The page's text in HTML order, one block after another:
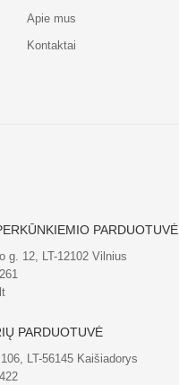
Apie mus
Kontaktai
PARDUOTUVĖ
g. 12, LT-12102 Vilnius
PARDUOTUVĖ
LT-56145 Kaišiadorys